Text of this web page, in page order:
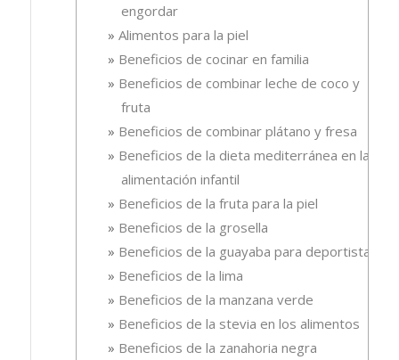
engordar
Alimentos para la piel
Beneficios de cocinar en familia
Beneficios de combinar leche de coco y
fruta
Beneficios de combinar plátano y fresa
Beneficios de la dieta mediterránea en la
alimentación infantil
Beneficios de la fruta para la piel
Beneficios de la grosella
Beneficios de la guayaba para deportistas
Beneficios de la lima
Beneficios de la manzana verde
Beneficios de la stevia en los alimentos
Beneficios de la zanahoria negra